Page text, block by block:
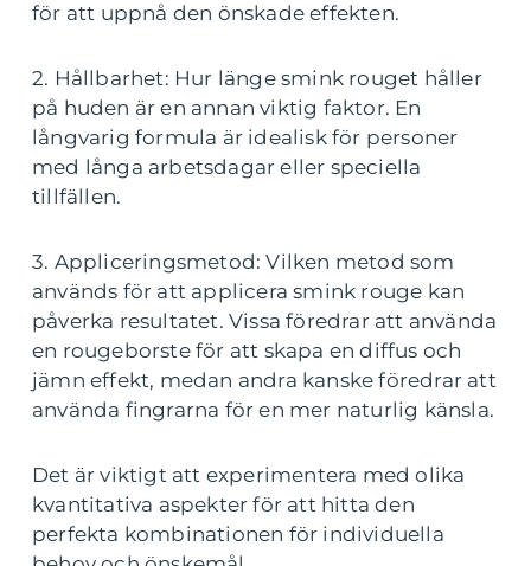
för att uppnå den önskade effekten.
2. Hållbarhet: Hur länge smink rouget håller
på huden är en annan viktig faktor. En
långvarig formula är idealisk för personer
med långa arbetsdagar eller speciella
tillfällen.
3. Appliceringsmetod: Vilken metod som
används för att applicera smink rouge kan
påverka resultatet. Vissa föredrar att använda
en rougeborste för att skapa en diffus och
jämn effekt, medan andra kanske föredrar att
använda fingrarna för en mer naturlig känsla.
Det är viktigt att experimentera med olika
kvantitativa aspekter för att hitta den
perfekta kombinationen för individuella